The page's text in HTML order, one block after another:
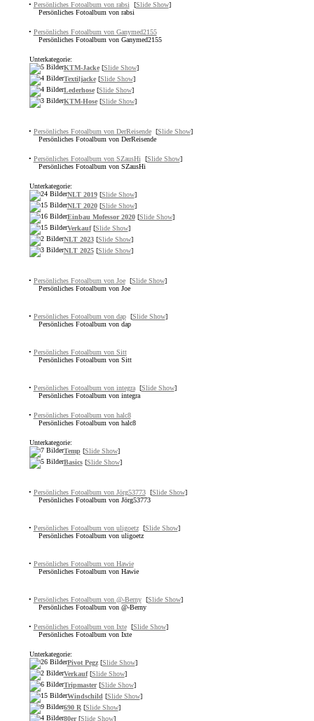
• Persönliches Fotoalbum von rabsi [Slide Show]
Persönliches Fotoalbum von rabsi
• Persönliches Fotoalbum von Ganymed2155
Persönliches Fotoalbum von Ganymed2155
Unterkategorie:
KTM-Jacke[Slide Show]
Textiljacke[Slide Show]
Lederhose[Slide Show]
KTM-Hose[Slide Show]
• Persönliches Fotoalbum von DerReisende [Slide Show]
Persönliches Fotoalbum von DerReisende
• Persönliches Fotoalbum von SZausHi [Slide Show]
Persönliches Fotoalbum von SZausHi
Unterkategorie:
NLT 2019[Slide Show]
NLT 2020[Slide Show]
Einbau Mofessor 2020[Slide Show]
Verkauf[Slide Show]
NLT 2023[Slide Show]
NLT 2025[Slide Show]
• Persönliches Fotoalbum von Joe [Slide Show]
Persönliches Fotoalbum von Joe
• Persönliches Fotoalbum von dap [Slide Show]
Persönliches Fotoalbum von dap
• Persönliches Fotoalbum von Sitt
Persönliches Fotoalbum von Sitt
• Persönliches Fotoalbum von integra [Slide Show]
Persönliches Fotoalbum von integra
• Persönliches Fotoalbum von halc8
Persönliches Fotoalbum von halc8
Unterkategorie:
Temp [Slide Show]
Basics[Slide Show]
• Persönliches Fotoalbum von Jörg53773 [Slide Show]
Persönliches Fotoalbum von Jörg53773
• Persönliches Fotoalbum von uligoetz [Slide Show]
Persönliches Fotoalbum von uligoetz
• Persönliches Fotoalbum von Hawie
Persönliches Fotoalbum von Hawie
• Persönliches Fotoalbum von @-Berny [Slide Show]
Persönliches Fotoalbum von @-Berny
• Persönliches Fotoalbum von Ixte [Slide Show]
Persönliches Fotoalbum von Ixte
Unterkategorie:
Pivot Pegz[Slide Show]
Verkauf[Slide Show]
Tripmaster[Slide Show]
Windschild[Slide Show]
690 R[Slide Show]
80er[Slide Show]